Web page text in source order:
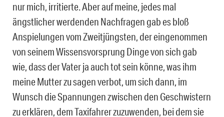
nur mich, irritierte. Aber auf meine, jedes mal
ängstlicher werdenden Nachfragen gab es bloß
Anspielungen vom Zweitjüngsten, der eingenommen
von seinem Wissensvorsprung Dinge von sich gab
wie, dass der Vater ja auch tot sein könne, was ihm
meine Mutter zu sagen verbot, um sich dann, im
Wunsch die Spannungen zwischen den Geschwistern
zu erklären, dem Taxifahrer zuzuwenden, bei dem sie